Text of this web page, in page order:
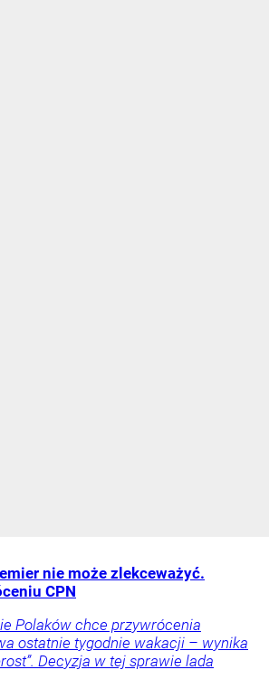
nie może zlekceważyć.
CPN
Polaków chce przywrócenia
ostatnie tygodnie wakacji – wynika
Decyzja w tej sprawie lada